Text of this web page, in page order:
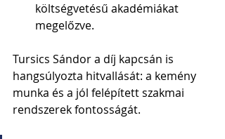
költségvetésű akadémiákat
megelőzve.
Tursics Sándor a díj kapcsán is
hangsúlyozta hitvallását: a kemény
munka és a jól felépített szakmai
rendszerek fontosságát.